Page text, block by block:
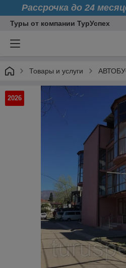
Рассрочка до 24
Туры от компании ТурУспех
Товары и услуги
2026